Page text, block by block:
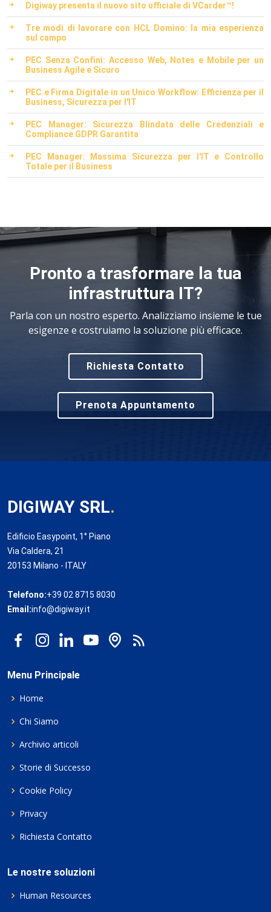
Digiway presenta il nuovo sito ufficiale di VCarder™!
Tre modi di lavorare con HCL Domino: la mia esperienza
sul campo
PEC Senza Confini: Accesso Web, Notes e Mobile per un
Business Agile e Sicuro
PEC e Firma Digitale in un Unico Workflow: Efficienza per il
Business, Sicurezza per l'IT
PEC Manager: Sicurezza Blindata delle Credenziali e
Compliance GDPR Garantita
PEC Manager: Massima Sicurezza per l'IT e Controllo
Totale per il Business
Pronto a trasformare la tua
infrastruttura IT?
Parla con un nostro esperto. Analizziamo insieme le tue
esigenze e costruiamo la soluzione più efficace.
Richiesta Contatto
Prenota Appuntamento
DIGIWAY SRL.
Edificio Easypoint, 1° Piano
Via Caldera, 21
20153 Milano - ITALY
Telefono:+39 02 8715 8030
Email:info@digiway.it
Menu Principale
Home
Chi Siamo
Archivio articoli
Storie di Successo
Cookie Policy
Privacy
Richiesta Contatto
Le nostre soluzioni
Human Resources